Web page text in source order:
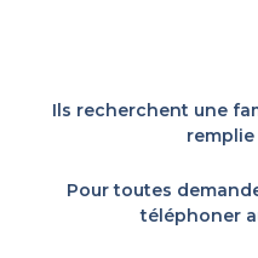
Ils recherchent une
remplie
Pour toutes
téléphoner